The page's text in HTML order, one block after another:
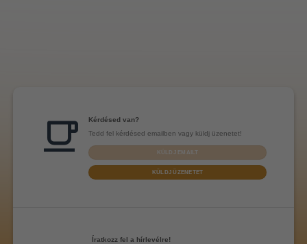
Kérdésed van?
Tedd fel kérdésed emailben vagy küldj üzenetet!
KÜLDJ EMAILT
KÜLDJ ÜZENETET
Íratkozz fel a hírlevélre!